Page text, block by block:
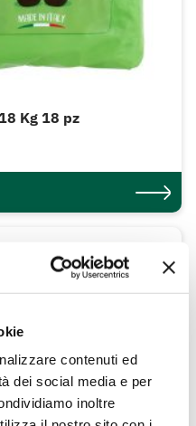
contenuti ed
dei social media e per
inoltre
Kg 18 pz